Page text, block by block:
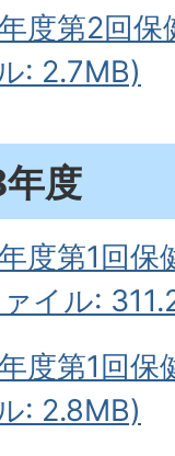
度第2回保
: 2.7MB)
度
度第1回保
イル:
度第1回保
: 2.8MB)